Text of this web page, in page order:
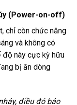
(Power-on-off)
chỉ còn chức năng
và không có
độ này cực kỳ hữu
bị ăn dòng
điều đó báo